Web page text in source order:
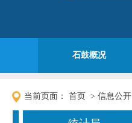
石鼓概况
当前页面： 首页 > 信息公开